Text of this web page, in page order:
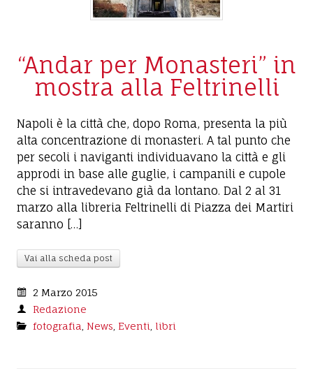
“Andar per Monasteri” in
mostra alla Feltrinelli
Napoli è la città che, dopo Roma, presenta la più
alta concentrazione di monasteri. A tal punto che
per secoli i naviganti individuavano la città e gli
approdi in base alle guglie, i campanili e cupole
che si intravedevano già da lontano. Dal 2 al 31
marzo alla libreria Feltrinelli di Piazza dei Martiri
saranno […]
Vai alla scheda post
2 Marzo 2015
Redazione
fotografia News Eventi libri